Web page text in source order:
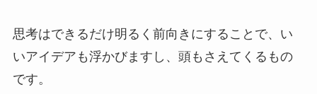
思考はできるだけ明るく前向きにすることで、い
いアイデアも浮かびますし、頭もさえてくるもの
です。